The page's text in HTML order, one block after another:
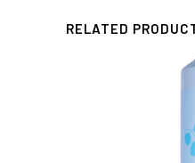
RELATED